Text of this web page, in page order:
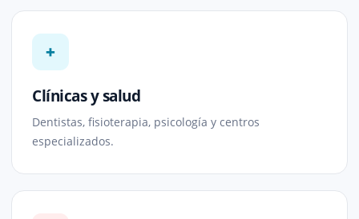
+
Clínicas y salud
Dentistas, fisioterapia, psicología y centros
especializados.